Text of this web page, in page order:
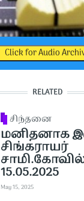
Click for Audio
RELATED
சிந்தனை
மனிதனாக
சிங்கராயர்
15.05.2025
May 15, 2025